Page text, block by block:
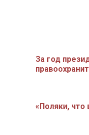
За год
«Поляки,